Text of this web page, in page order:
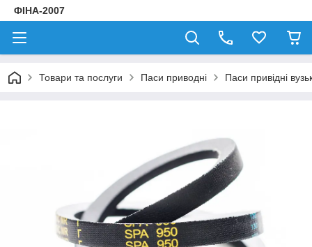
ФІНА-2007
Товари та послуги Паси приводні Паси привідні